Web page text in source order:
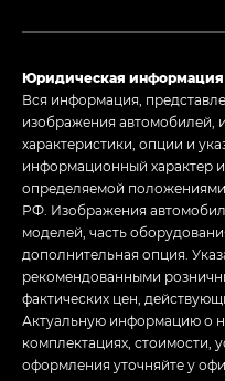
Юридическая информация
Вся информация,
изображения автомобилей,
характеристики, опции и
информационный характер
определяемой положениями
РФ. Изображения
моделей, часть
дополнительная опция.
рекомендованными
фактических цен,
Актуальную информацию о
комплектациях, стоимости,
оформления уточняйте у